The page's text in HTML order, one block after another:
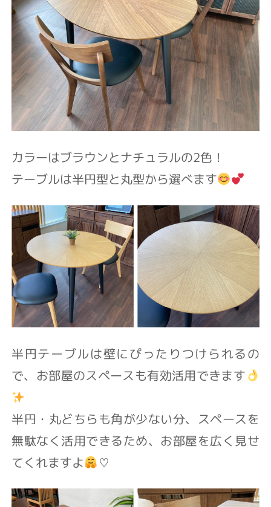
カラーはブラウンとナチュラルの2色！
テーブルは半円型と丸型から選べます
半円テーブルは壁にぴったりつけられるの
で、 お部屋のスペースも有効活用できます
半円・丸どちらも角が少ない分、 スペースを
無駄なく活用できるため、 お部屋を広く見せ
てくれますよ
♡